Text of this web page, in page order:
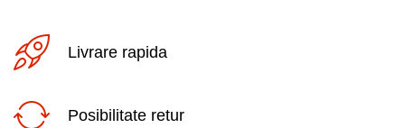
Livrare rapida
Posibilitate retur